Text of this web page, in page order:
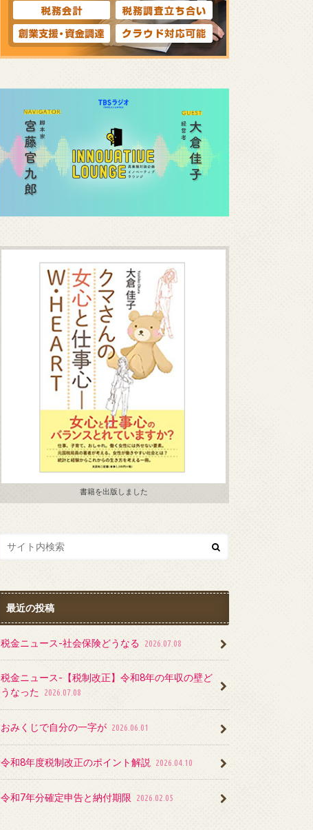
書籍を出版しました
最近の投稿
税金ニュース-社会保険どうなる 2026.07.08
税金ニュース-【税制改正】令和8年の年収の壁ど
うなった
2026.07.08
おみくじで自分の一字が 2026.06.01
令和8年度税制改正のポイント解説 2026.04.10
令和7年分確定申告と納付期限 2026.02.05